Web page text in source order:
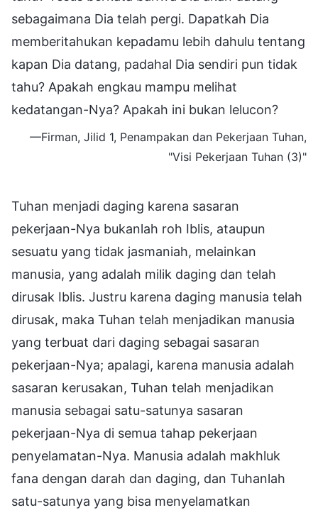
sebagaimana Dia telah pergi. Dapatkah Dia
memberitahukan kepadamu lebih dahulu tentang
kapan Dia datang, padahal Dia sendiri pun tidak
tahu? Apakah engkau mampu melihat
kedatangan-Nya? Apakah ini bukan lelucon?
—Firman, Jilid 1, Penampakan dan Pekerjaan Tuhan,
"Visi Pekerjaan Tuhan (3)"
Tuhan menjadi daging karena sasaran
pekerjaan-Nya bukanlah roh Iblis, ataupun
sesuatu yang tidak jasmaniah, melainkan
manusia, yang adalah milik daging dan telah
dirusak Iblis. Justru karena daging manusia telah
dirusak, maka Tuhan telah menjadikan manusia
yang terbuat dari daging sebagai sasaran
pekerjaan-Nya; apalagi, karena manusia adalah
sasaran kerusakan, Tuhan telah menjadikan
manusia sebagai satu-satunya sasaran
pekerjaan-Nya di semua tahap pekerjaan
penyelamatan-Nya. Manusia adalah makhluk
fana dengan darah dan daging, dan Tuhanlah
satu-satunya yang bisa menyelamatkan